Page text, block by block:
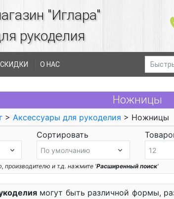
"Иглара"
рукоделия
СКИДКИ О НАС
Ножницы
> Аксессуары для рукоделия > Ножницы
Сортировать
производителю и т.д. нажмите 'Расширенный поиск'
могут быть различной формы,